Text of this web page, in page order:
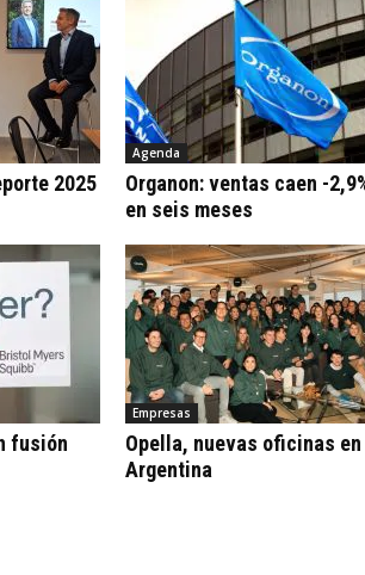
2025
Agenda
Organon: ventas caen -
en seis meses
fusión
Empresas
Opella, nuevas oficinas en
Argentina